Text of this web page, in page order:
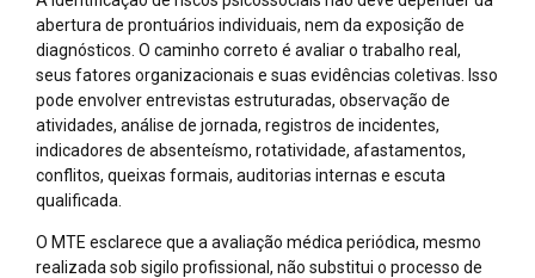
abertura de prontuários individuais, nem da exposição de
diagnósticos. O caminho correto é avaliar o trabalho real,
seus fatores organizacionais e suas evidências coletivas. Isso
pode envolver entrevistas estruturadas, observação de
atividades, análise de jornada, registros de incidentes,
indicadores de absenteísmo, rotatividade, afastamentos,
conflitos, queixas formais, auditorias internas e escuta
qualificada.
O MTE esclarece que a avaliação médica periódica, mesmo
realizada sob sigilo profissional, não substitui o processo de